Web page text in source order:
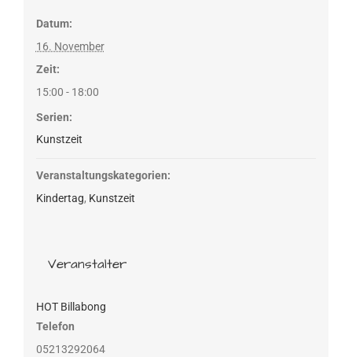
Datum:
16. November
Zeit:
15:00 - 18:00
Serien:
Kunstzeit
Veranstaltungskategorien:
Kindertag, Kunstzeit
Veranstalter
HOT Billabong
Telefon
05213292064